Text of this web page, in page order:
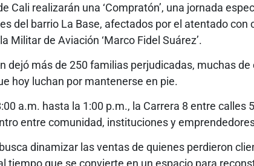
Cali realizarán una ‘Compratón’, una jornada
del barrio La Base, afectados por el atentado con
Militar de Aviación ‘Marco Fidel Suárez’.
dejó más de 250 familias perjudicadas, muchas
hoy luchan por mantenerse en pie.
a.m. hasta la 1:00 p.m., la Carrera 8 entre calles
entre comunidad, instituciones y
dinamizar las ventas de quienes perdieron
tiempo que se convierte en un espacio para